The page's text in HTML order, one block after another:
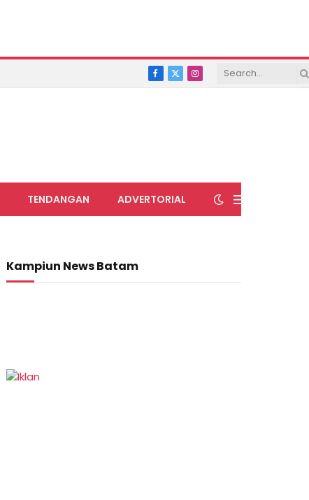
Facebook
X
Instagram
TENDANGAN ADVERTORIAL
Kampiun News Batam